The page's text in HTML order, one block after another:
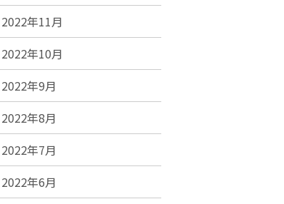
2022年11月
2022年10月
2022年9月
2022年8月
2022年7月
2022年6月